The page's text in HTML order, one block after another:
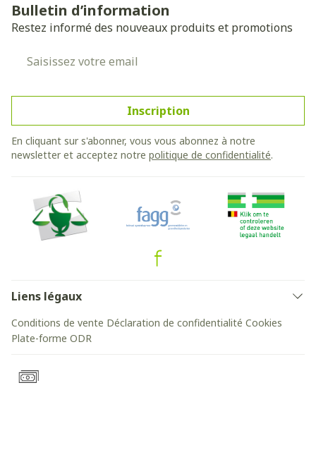
Bulletin d’information
Restez informé des nouveaux produits et promotions
Inscription
En cliquant sur s'abonner, vous vous abonnez à notre
newsletter et acceptez notre politique de confidentialité.
Liens légaux
Conditions de vente Déclaration de confidentialité Cookies
Plate-forme ODR